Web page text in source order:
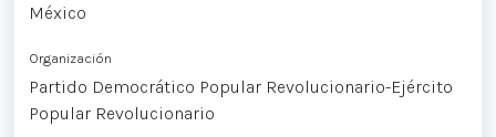
México
Organización
Partido Democrático Popular Revolucionario-Ejército
Popular Revolucionario